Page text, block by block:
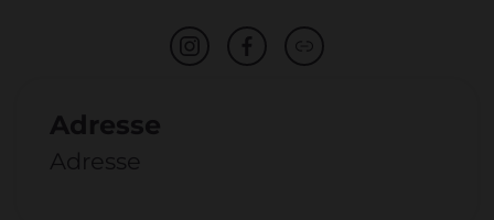
Adresse
Adresse